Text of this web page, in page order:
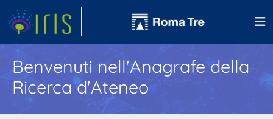
Benvenuti nell'Anagrafe della
Ricerca d'Ateneo